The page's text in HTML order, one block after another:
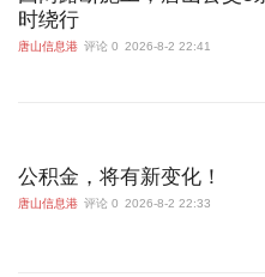
时绕行
唐山信息港 评论 0 2026-8-2 22:41
公积金，将有新变化！
唐山信息港 评论 0 2026-8-2 22:33